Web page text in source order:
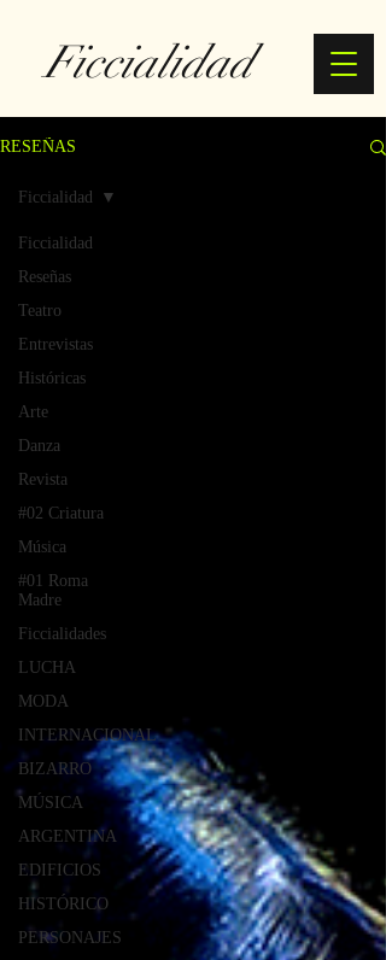
Ficcialidad
RESEÑAS
Ficcialidad
Reseñas
Teatro
Entrevistas
Históricas
Arte
Danza
Revista
#02 Criatura
Música
#01 Roma
Madre
Ficcialidades
LUCHA
MODA
INTERNACIONAL
BIZARRO
MÚSICA
ARGENTINA
EDIFICIOS
HISTÓRICO
PERSONAJES
Ficcialidad